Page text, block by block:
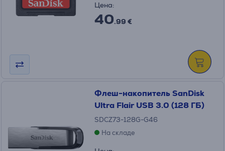
Цена:
40.99 €
Флеш-накопитель SanDisk
Ultra Flair USB 3.0 (128 ГБ)
SDCZ73-128G-G46
На складе